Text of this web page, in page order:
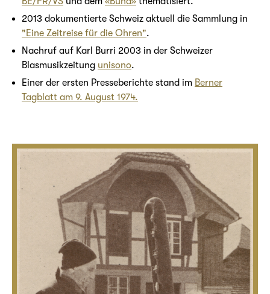
2013 dokumentierte Schweiz aktuell die Sammlung in
"Eine Zeitreise für die Ohren".
Nachruf auf Karl Burri 2003 in der Schweizer
Blasmusikzeitung unisono.
Einer der ersten Presseberichte stand im Berner
Tagblatt am 9. August 1974.